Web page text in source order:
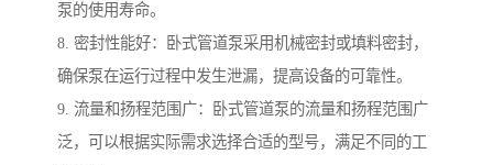
泵的使用寿命。
8. 密封性能好：卧式管道泵采用机械密封或填料密封，
确保泵在运行过程中发生泄漏，提高设备的可靠性。
9. 流量和扬程范围广：卧式管道泵的流量和扬程范围广
泛，可以根据实际需求选择合适的型号，满足不同的工